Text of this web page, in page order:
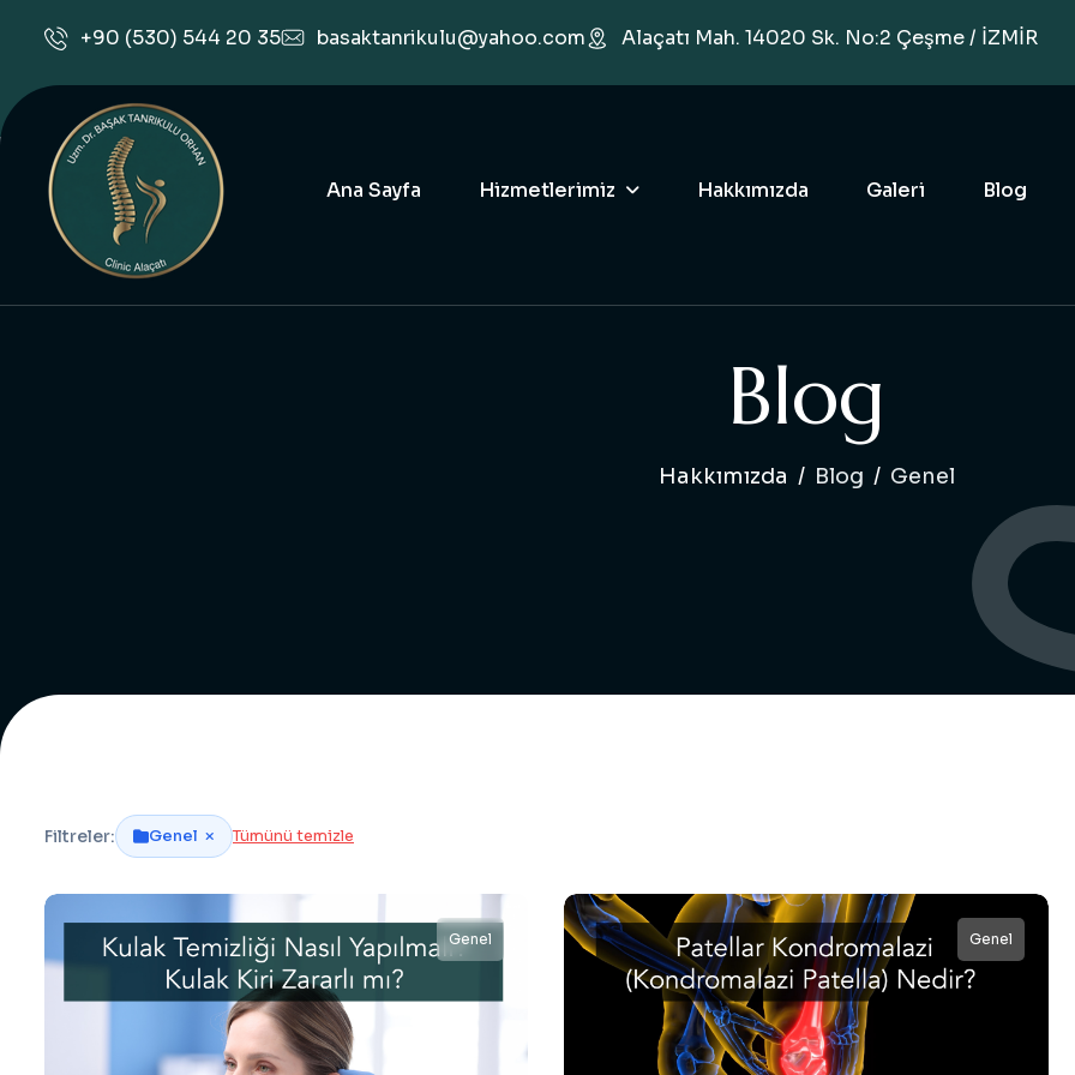
+90 (530) 544 20 35 basaktanrikulu@yahoo.com Alaçatı Mah. 14020 Sk. No:2 Çeşme / İZMİR
Ana Sayfa Hizmetlerimiz Hakkımızda Galeri Blog
Blog
Hakkımızda Blog Genel
Filtreler: Genel Tümünü temizle
Genel Genel